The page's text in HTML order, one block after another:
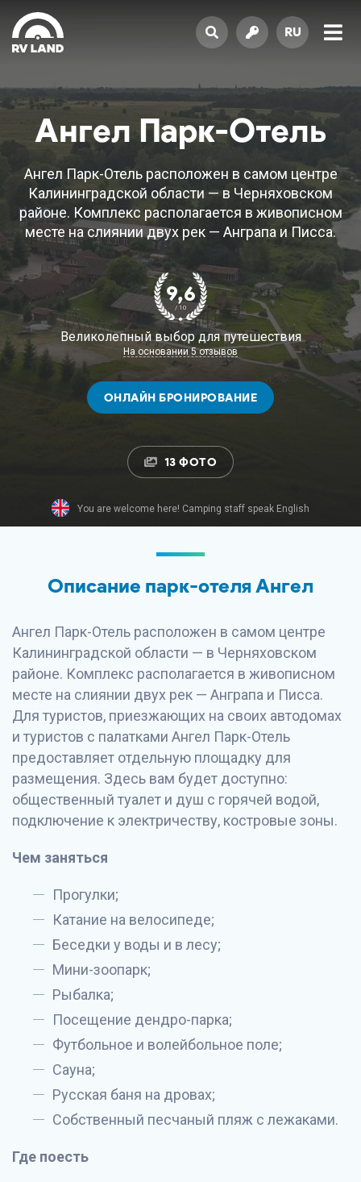
RU
Ангел Парк-Отель
Ангел Парк-Отель расположен в самом центре
Калининградской области — в Черняховском
районе. Комплекс располагается в живописном
месте на слиянии двух рек — Анграпа и Писса.
9,6
/ 10
Великолепный выбор для путешествия
На основании 5 отзывов
ОНЛАЙН БРОНИРОВАНИЕ
13 ФОТО
You are welcome here! Camping staff speak English
Описание парк-отеля Ангел
Ангел Парк-Отель расположен в самом центре
Калининградской области — в Черняховском
районе. Комплекс располагается в живописном
месте на слиянии двух рек — Анграпа и Писса.
Для туристов, приезжающих на своих автодомах
и туристов с палатками Ангел Парк-Отель
предоставляет отдельную площадку для
размещения. Здесь вам будет доступно:
общественный туалет и душ с горячей водой,
подключение к электричеству, костровые зоны.
Чем заняться
Прогулки;
Катание на велосипеде;
Беседки у воды и в лесу;
Мини-зоопарк;
Рыбалка;
Посещение дендро-парка;
Футбольное и волейбольное поле;
Сауна;
Русская баня на дровах;
Собственный песчаный пляж с лежаками.
Где поесть